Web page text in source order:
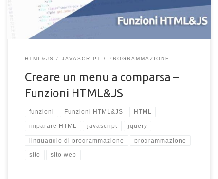
HTML&JS JAVASCRIPT PROGRAMMAZIONE
Creare un menu a comparsa –
Funzioni HTML&JS
funzioni Funzioni HTML&JS HTML
imparare HTML javascript jquery
linguaggio di programmazione programmazione
sito sito web